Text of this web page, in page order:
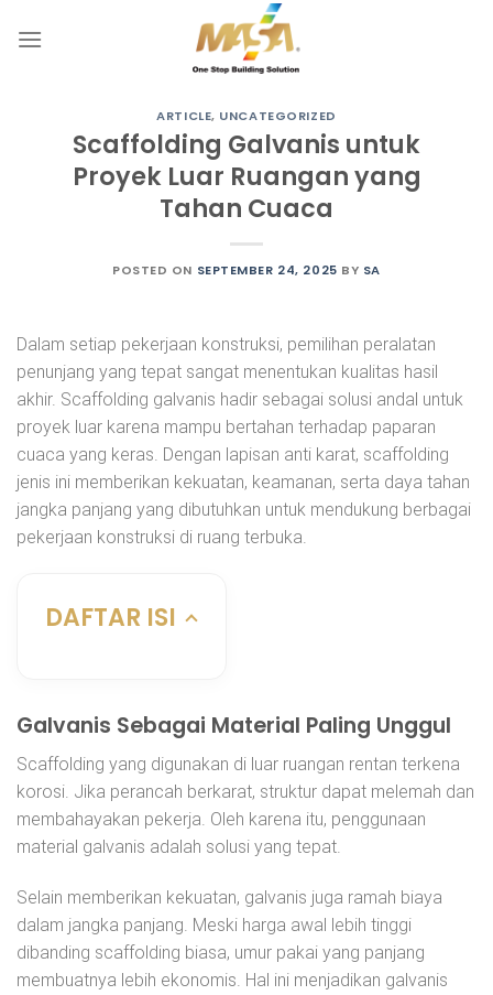
ARTICLE, UNCATEGORIZED
Scaffolding Galvanis untuk
Proyek Luar Ruangan yang
Tahan Cuaca
POSTED ON SEPTEMBER 24, 2025 BY SA
Dalam setiap pekerjaan konstruksi, pemilihan peralatan
penunjang yang tepat sangat menentukan kualitas hasil
akhir. Scaffolding galvanis hadir sebagai solusi andal untuk
proyek luar karena mampu bertahan terhadap paparan
cuaca yang keras. Dengan lapisan anti karat, scaffolding
jenis ini memberikan kekuatan, keamanan, serta daya tahan
jangka panjang yang dibutuhkan untuk mendukung berbagai
pekerjaan konstruksi di ruang terbuka.
DAFTAR ISI
Galvanis Sebagai Material Paling Unggul
Scaffolding yang digunakan di luar ruangan rentan terkena
korosi. Jika perancah berkarat, struktur dapat melemah dan
membahayakan pekerja. Oleh karena itu, penggunaan
material galvanis adalah solusi yang tepat.
Selain memberikan kekuatan, galvanis juga ramah biaya
dalam jangka panjang. Meski harga awal lebih tinggi
dibanding scaffolding biasa, umur pakai yang panjang
membuatnya lebih ekonomis. Hal ini menjadikan galvanis